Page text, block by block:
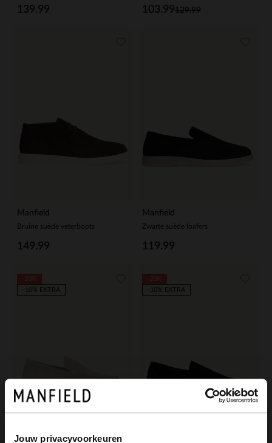
Jouw privacyvoorkeuren
139.99 129.99
103.99
Manfield
Bruine suède veterboots
149.99
Manfield
Zwarte suède loafers
119.99
-10% EXTRA
-10% EXTRA